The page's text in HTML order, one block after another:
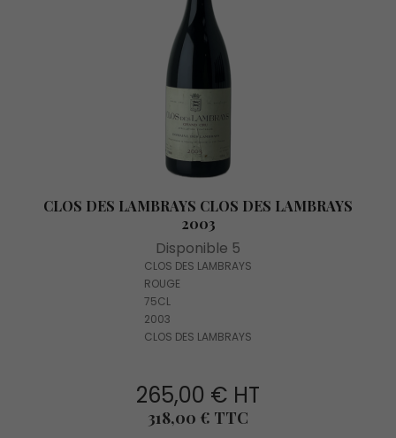
CLOS DES LAMBRAYS CLOS DES LAMBRAYS
2003
Disponible 5
CLOS DES LAMBRAYS
ROUGE
75CL
2003
CLOS DES LAMBRAYS
265,00 € HT
Prix
318,00 € TTC